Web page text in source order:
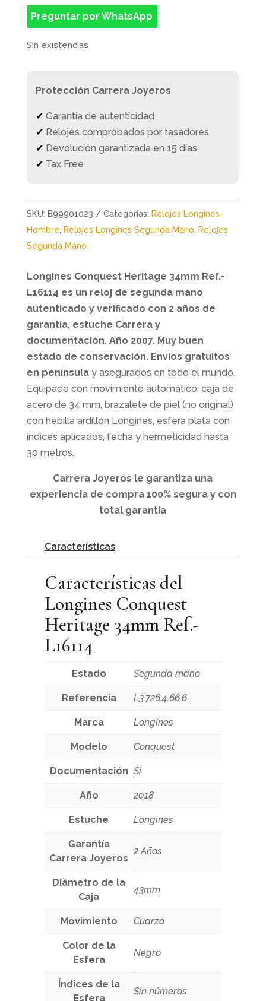
Preguntar por WhatsApp
Sin existencias
Protección Carrera Joyeros
✔ Garantía de autenticidad
✔ Relojes comprobados por tasadores
✔ Devolución garantizada en 15 días
✔ Tax Free
SKU: B99901023 Categorías: Relojes Longines
Hombre
Relojes Longines Segunda Mano
Relojes
Segunda Mano
Longines Conquest Heritage 34mm Ref.-
L16114 es un reloj de segunda mano
autenticado y verificado con 2 años de
garantía, estuche Carrera y
documentación. Año 2007. Muy buen
estado de conservación. Envíos gratuitos
en penínsulay asegurados en todo el mundo.
Equipado con movimiento automático, caja de
acero de 34 mm, brazalete de piel (no original)
con hebilla ardillón Longines, esfera plata con
índices aplicados, fecha y hermeticidad hasta
30 metros.
Carrera Joyeros le garantiza una
experiencia de compra 100% segura y con
total garantía
Características
Características del
Longines Conquest
Heritage 34mm Ref.-
L16114
Estado Segunda mano
Referencia L3.726.4.66.6
Marca Longines
Modelo Conquest
Documentación Si
Año 2018
Estuche Longines
Garantía
Carrera Joyeros
2 Años
Diámetro de la
Caja
43mm
Movimiento Cuarzo
Color de la
Esfera
Negro
Índices de la
Esfera
Sin números